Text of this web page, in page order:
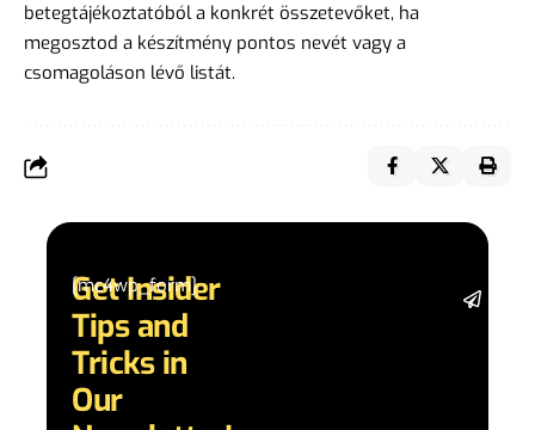
betegtájékoztatóból a konkrét összetevőket, ha
megosztod a készítmény pontos nevét vagy a
csomagoláson lévő listát.
Get Insider
Tips and
Tricks in
Our
[mc4wp_form]